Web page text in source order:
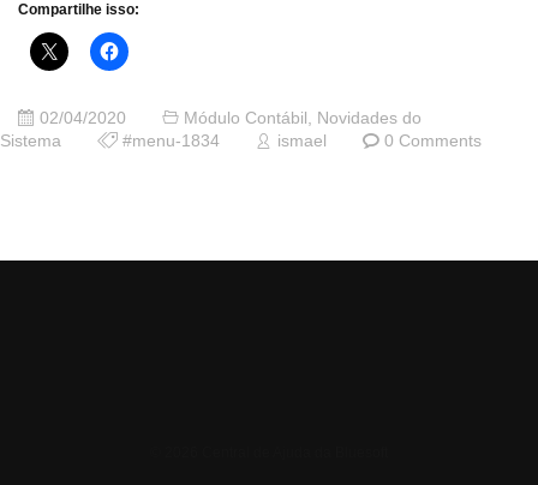
Compartilhe isso:
02/04/2020 Módulo Contábil , Novidades do
Sistema
#menu-1834 ismael 0 Comments